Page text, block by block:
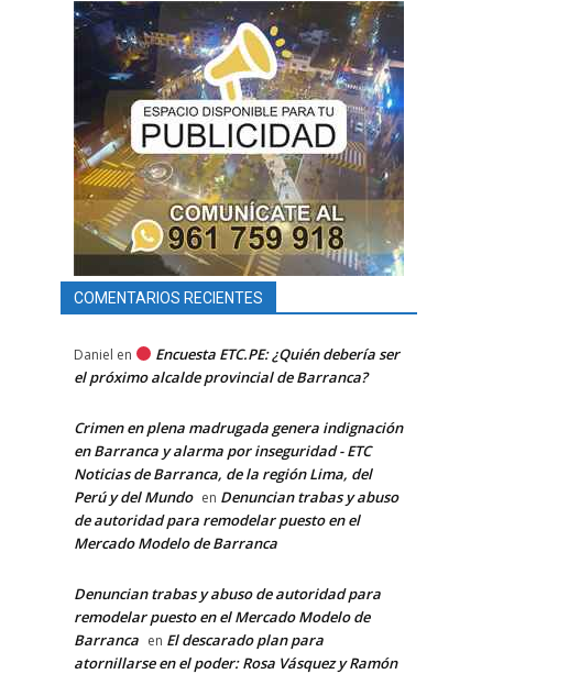
COMENTARIOS RECIENTES
Daniel en
Encuesta ETC.PE: ¿Quién debería ser
el próximo alcalde provincial de Barranca?
Crimen en plena madrugada genera indignación
en Barranca y alarma por inseguridad - ETC
Noticias de Barranca, de la región Lima, del
Perú y del Mundo en Denuncian trabas y abuso
de autoridad para remodelar puesto en el
Mercado Modelo de Barranca
Denuncian trabas y abuso de autoridad para
remodelar puesto en el Mercado Modelo de
Barranca en El descarado plan para
atornillarse en el poder: Rosa Vásquez y Ramón